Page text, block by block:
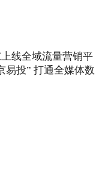
线全域流量营销平
易投” 打通全媒体数